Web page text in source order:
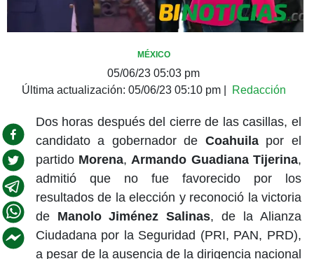
MÉXICO
05/06/23 05:03 pm
Última actualización: 05/06/23 05:10 pm| Redacción
Dos horas después del cierre de las casillas, el
candidato a gobernador de Coahuila por el
partido Morena, Armando Guadiana Tijerina,
admitió que no fue favorecido por los
resultados de la elección y reconoció la victoria
de Manolo Jiménez Salinas, de la Alianza
Ciudadana por la Seguridad (PRI, PAN, PRD),
a pesar de la ausencia de la dirigencia nacional